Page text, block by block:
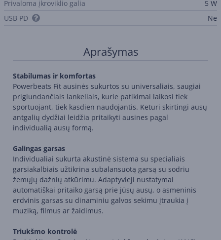
Privaloma įkroviklio galia
5 W
USB PD
Ne
Aprašymas
Stabilumas ir komfortas
Powerbeats Fit ausinės sukurtos su universaliais, saugiai
priglundančiais lankeliais, kurie patikimai laikosi tiek
sportuojant, tiek kasdien naudojantis. Keturi skirtingi ausų
antgalių dydžiai leidžia pritaikyti ausines pagal
individualią ausų formą.
Galingas garsas
Individualiai sukurta akustinė sistema su specialiais
garsiakalbiais užtikrina subalansuotą garsą su sodriu
žemųjų dažnių atkūrimu. Adaptyvieji nustatymai
automatiškai pritaiko garsą prie jūsų ausų, o asmeninis
erdvinis garsas su dinaminiu galvos sekimu įtraukia į
muziką, filmus ar žaidimus.
Triukšmo kontrolė